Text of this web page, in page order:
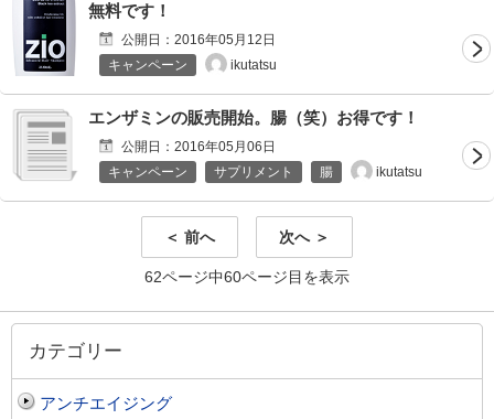
無料です！
公開日： 2016年05月12日
キャンペーン
ikutatsu
エンザミンの販売開始。腸（笑）お得です！
公開日： 2016年05月06日
キャンペーン
サプリメント 腸 ikutatsu
＜ 前へ 次へ ＞
62ページ中60ページ目を表示
カテゴリー
アンチエイジング